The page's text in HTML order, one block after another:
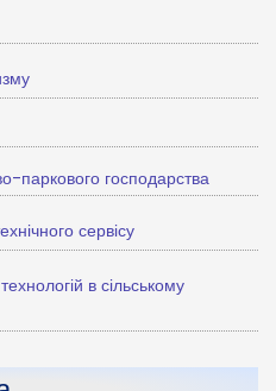
паркового господарства
сервісу
в сільському